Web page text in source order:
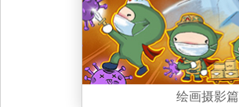
绘画摄影篇